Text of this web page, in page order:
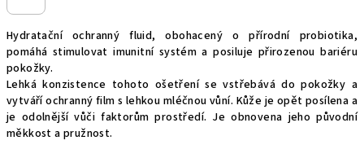
Hydratační ochranný fluid, obohacený o přírodní probiotika,
pomáhá stimulovat imunitní systém a posiluje přirozenou bariéru
pokožky.
Lehká konzistence tohoto ošetření se vstřebává do pokožky a
vytváří ochranný film s lehkou mléčnou vůní. Kůže je opět posílena a
je odolnější vůči faktorům prostředí. Je obnovena jeho původní
měkkost a pružnost.